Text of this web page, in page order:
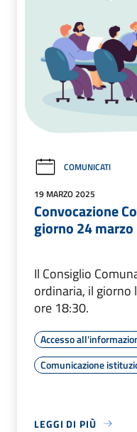
COMUNICATI
19 MARZO 2025
Convocazione
giorno 24
Il Consiglio
ordinaria, il giorno
ore 18:30.
Accesso
Comunicazione
LEGGI DI PIÙ